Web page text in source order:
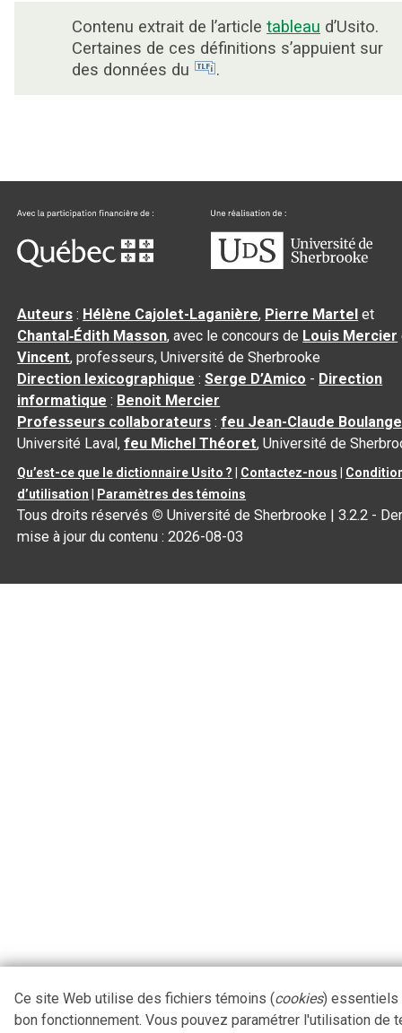
Contenu extrait de l’article tableau d’Usito.
Certaines de ces définitions s’appuient sur
des données du
.
Auteurs : Hélène Cajolet-Laganière, Pierre Martel et
Chantal‑Édith Masson, avec le concours de Louis Mercier
Vincent, professeurs, Université de Sherbrooke
Direction lexicographique :Serge D’Amico - Direction
informatique : Benoit Mercier
Professeurs collaborateurs :feu Jean-Claude
Université Laval,feu Michel Théoret, Université de
Qu’est-ce que le dictionnaire Usito ? Contactez-nous
d’utilisation
Paramètres des témoins
Tous droits réservés © Université de Sherbrooke |3.2.2 -
mise à jour du contenu :2026-08-03
Ce site Web utilise des fichiers témoins (cookies) essentiels
bon fonctionnement. Vous pouvez paramétrer l'utilisation de